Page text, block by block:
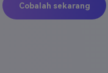
Cobalah sekarang